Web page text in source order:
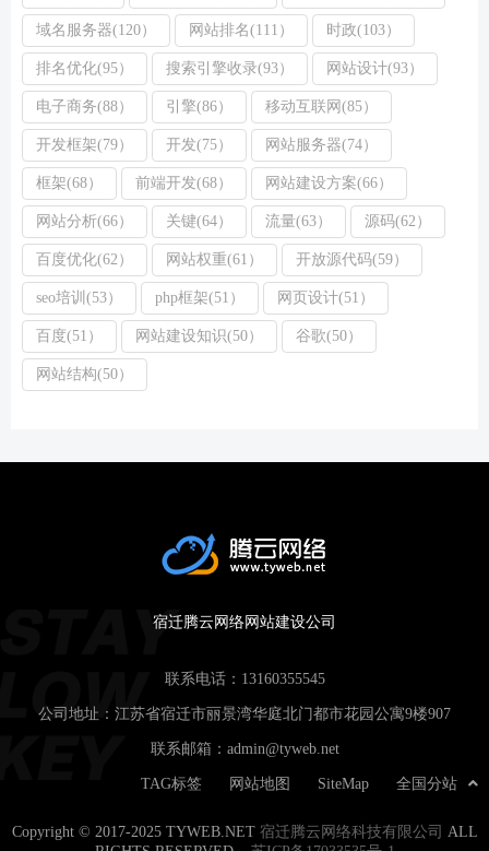
域名服务器(120） 网站排名(111） 时政(103）
排名优化(95） 搜索引擎收录(93） 网站设计(93）
电子商务(88） 引擎(86） 移动互联网(85）
开发框架(79） 开发(75） 网站服务器(74）
框架(68） 前端开发(68） 网站建设方案(66）
网站分析(66） 关键(64） 流量(63） 源码(62）
百度优化(62） 网站权重(61） 开放源代码(59）
seo培训(53） php框架(51） 网页设计(51）
百度(51） 网站建设知识(50） 谷歌(50）
网站结构(50）
宿迁腾云网络网站建设公司
联系电话： 13160355545
公司地址：江苏省宿迁市丽景湾华庭北门都市花园公寓9楼907
联系邮箱： admin@tyweb.net
全国分站
SiteMap
网站地图
TAG标签
Copyright © 2017-2025 TYWEB.NET 宿迁腾云网络科技有限公司
ALL